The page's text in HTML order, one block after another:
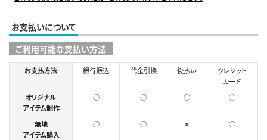
お支払いについて
ご利用可能な支払い方法
お支払方法 銀行振込 代金引換 後払い
クレジット
カード
オリジナル
アイテム制作
○ ○ ○ ◯
無地
アイテム購入
○ ○ ✕ ○